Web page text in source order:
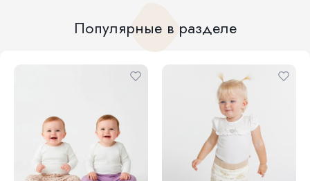
Популярные в разделе